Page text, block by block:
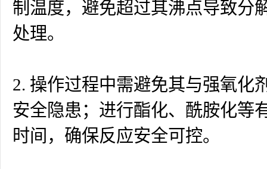
制温度，避免超过其沸点导致分
处理。
2. 操作过程中需避免其与强氧化
安全隐患；进行酯化、酰胺化等
时间，确保反应安全可控。